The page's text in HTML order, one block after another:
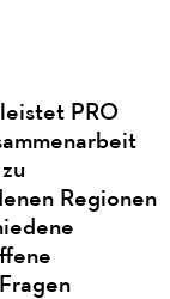
PRO
Regionen